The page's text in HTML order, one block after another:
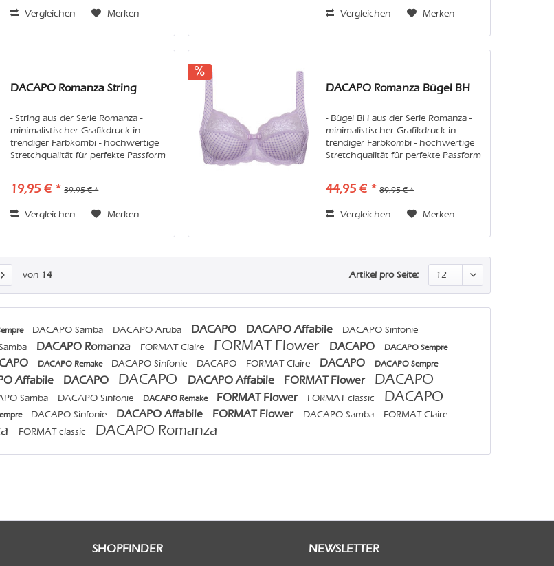
Vergleichen Merken Vergleichen Merken
DACAPO Romanza String
- String aus der Serie Romanza -
minimalistischer Grafikdruck in
trendiger Farbkombi - hochwertige
Stretchqualität für perfekte Passform
oder in der Maschine den...
19,95 € * 39,95 € *
Vergleichen Merken
DACAPO Romanza Bügel BH
- Bügel BH aus der Serie Romanza -
minimalistischer Grafikdruck in
trendiger Farbkombi - hochwertige
Stretchqualität für perfekte Passform
oder in der Maschine den...
44,95 € * 89,95 € *
Vergleichen Merken
von 14 Artikel pro Seite:
DACAPO Samba DACAPO Aruba DACAPO DACAPO Affabile DACAPO Sinfonie
DACAPO Romanza FORMAT Claire FORMAT Flower DACAPO DACAPO Sempre
DACAPO Remake DACAPO Sinfonie DACAPO FORMAT Claire DACAPO DACAPO Sempre
Affabile DACAPO DACAPO DACAPO Affabile FORMAT Flower DACAPO
Samba DACAPO Sinfonie DACAPO Remake FORMAT Flower FORMAT classic DACAPO
DACAPO Sinfonie DACAPO Affabile FORMAT Flower DACAPO Samba FORMAT Claire
FORMAT classic DACAPO Romanza
SHOPFINDER NEWSLETTER